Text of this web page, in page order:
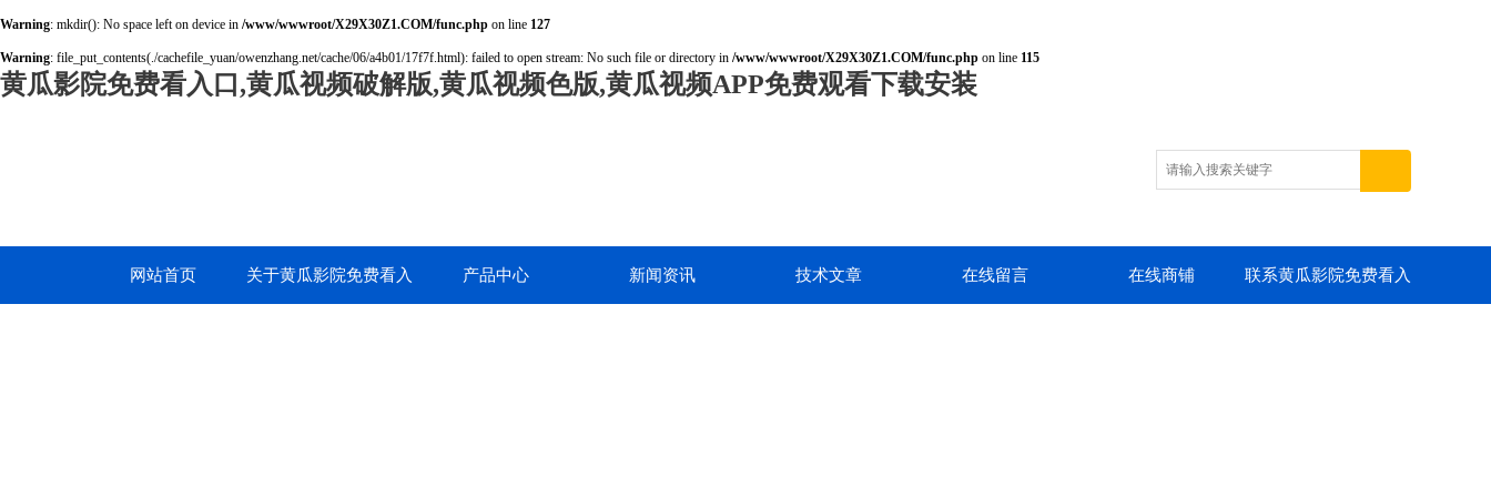
Warning: mkdir(): No space left on device in /www/wwwroot/X29X30Z1.COM/func.php on line 127
Warning: file_put_contents(./cachefile_yuan/owenzhang.net/cache/06/a4b01/17f7f.html): failed to open stream: No such file or directory in /www/wwwroot/X29X30Z1.COM/func.php on line 115
黄瓜影院免费看入口,黄瓜视频破解版,黄瓜视频色版,黄瓜视频APP免费观看下载安装
网站首页 关于黄瓜影院免费看入 产品中心 新闻资讯 技术文章 在线留言 在线商铺 联系黄瓜影院免费看入